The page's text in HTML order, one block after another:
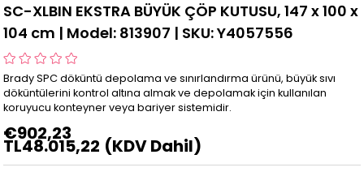
SC-XLBIN EKSTRA BÜYÜK ÇÖP KUTUSU, 147 x 100 x
104 cm | Model: 813907 | SKU: Y4057556
Brady SPC döküntü depolama ve sınırlandırma ürünü, büyük sıvı
döküntülerini kontrol altına almak ve depolamak için kullanılan
koruyucu konteyner veya bariyer sistemidir.
€902,23
TL48.015,22 (KDV Dahil)